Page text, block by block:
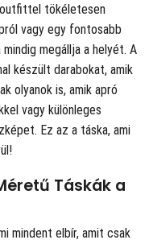
outfittel tökéletesen
vagy egy fontosabb
megállja a helyét. A
készült darabokat, amik
olyanok is, amik apró
vagy különleges
Ez az a táska, ami
Táskák a
mindent elbír, amit csak